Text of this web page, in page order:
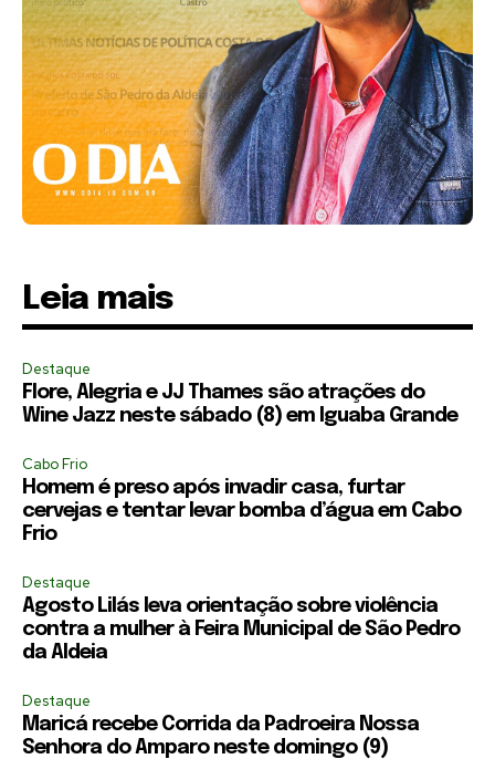
Leia mais
Destaque
Flore, Alegria e JJ Thames são atrações do
Wine Jazz neste sábado (8) em Iguaba Grande
Cabo Frio
Homem é preso após invadir casa, furtar
cervejas e tentar levar bomba d’água em Cabo
Frio
Destaque
Agosto Lilás leva orientação sobre violência
contra a mulher à Feira Municipal de São Pedro
da Aldeia
Destaque
Maricá recebe Corrida da Padroeira Nossa
Senhora do Amparo neste domingo (9)